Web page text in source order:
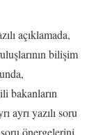
açıklamada,
bilişim
bakanların
ayrı yazılı soru
önergelerini